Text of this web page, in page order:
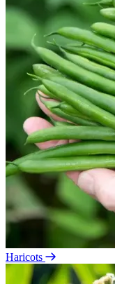
Haricots